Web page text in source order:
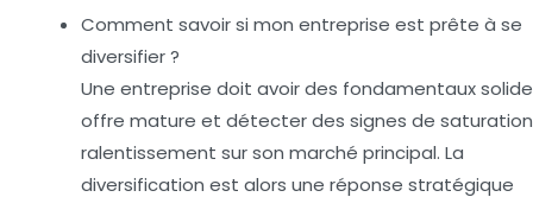
Comment savoir si mon entreprise est prête à se
diversifier ?
Une entreprise doit avoir des fondamentaux
offre mature et détecter des signes de
ralentissement sur son marché principal. La
diversification est alors une réponse stratégique